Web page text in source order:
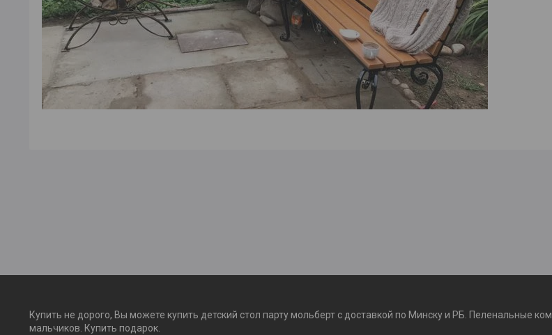
Купить не дорого, Вы можете купить детский стол парту мольберт с доставкой по Минску и РБ. Пеленальные
мальчиков. Купить подарок.